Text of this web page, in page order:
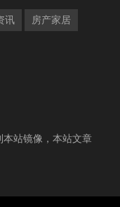
讯 房产家居
站镜像，本站文章